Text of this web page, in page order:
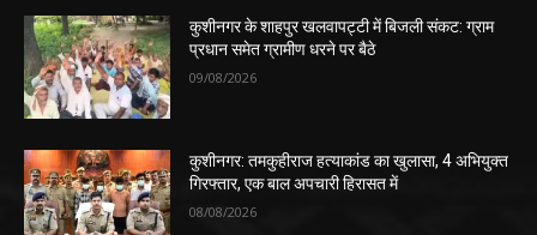
कुशीनगर के शाहपुर खलवापट्टी में बिजली संकट: ग्राम
प्रधान समेत ग्रामीण धरने पर बैठे
09/08/2026
कुशीनगर: तमकुहीराज हत्याकांड का खुलासा, 4 अभियुक्त
गिरफ्तार, एक बाल अपचारी हिरासत में
08/08/2026